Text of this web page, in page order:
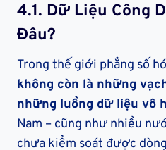
4.1. Dữ Liệu Công
Đâu?
Trong thế giới phẳng số
không còn là những
những luồng dữ liệu vô
Nam – cũng như nhiều
chưa kiểm soát được